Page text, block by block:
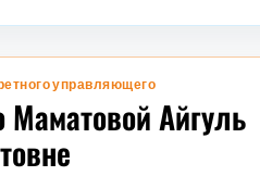
управляющего
Айгуль